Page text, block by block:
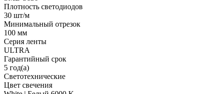
Плотность светодиодов
30 шт/м
Минимальный отрезок
100 мм
Серия ленты
ULTRA
Гарантийный срок
5 год(а)
Светотехнические
Цвет свечения